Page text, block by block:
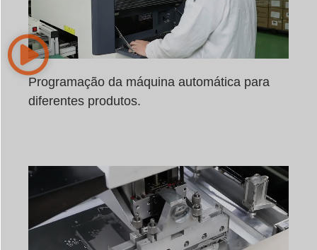
Programação da máquina automática para
diferentes produtos.